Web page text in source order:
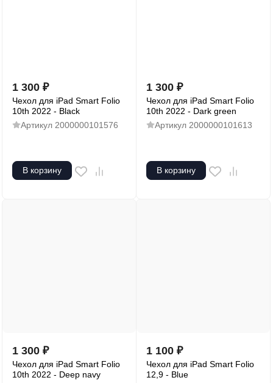
1 300 ₽
Чехол для iPad Smart Folio
10th 2022 - Black
Артикул 2000000101576
В корзину
1 300 ₽
Чехол для iPad Smart Folio
10th 2022 - Dark green
Артикул 2000000101613
В корзину
1 300 ₽
Чехол для iPad Smart Folio
10th 2022 - Deep navy
1 100 ₽
Чехол для iPad Smart Folio
12,9 - Blue